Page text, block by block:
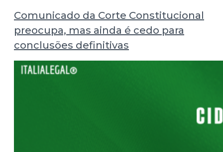
Comunicado da Corte Constitucional
preocupa, mas ainda é cedo para
conclusões definitivas